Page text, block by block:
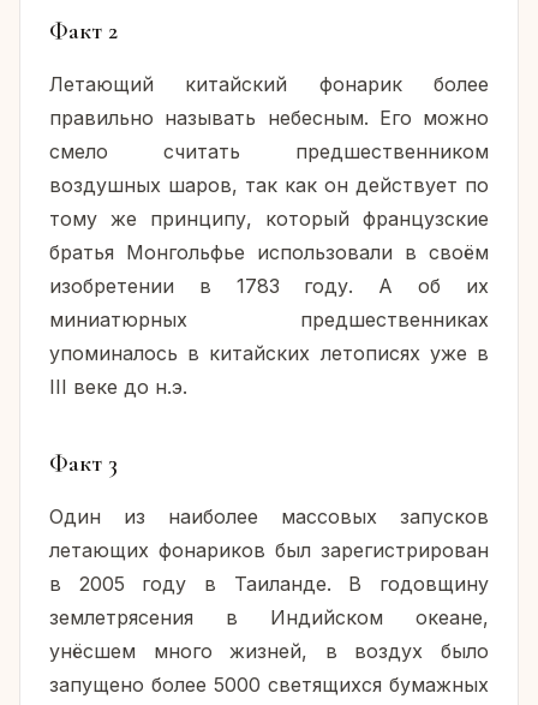
Факт 2
Летающий китайский фонарик более
правильно называть небесным. Его можно
смело считать предшественником
воздушных шаров, так как он действует по
тому же принципу, который французские
братья Монгольфье использовали в своём
изобретении в 1783 году. А об их
миниатюрных предшественниках
упоминалось в китайских летописях уже в
III веке до н.э.
Факт 3
Один из наиболее массовых запусков
летающих фонариков был зарегистрирован
в 2005 году в Таиланде. В годовщину
землетрясения в Индийском океане,
унёсшем много жизней, в воздух было
запущено более 5000 светящихся бумажных